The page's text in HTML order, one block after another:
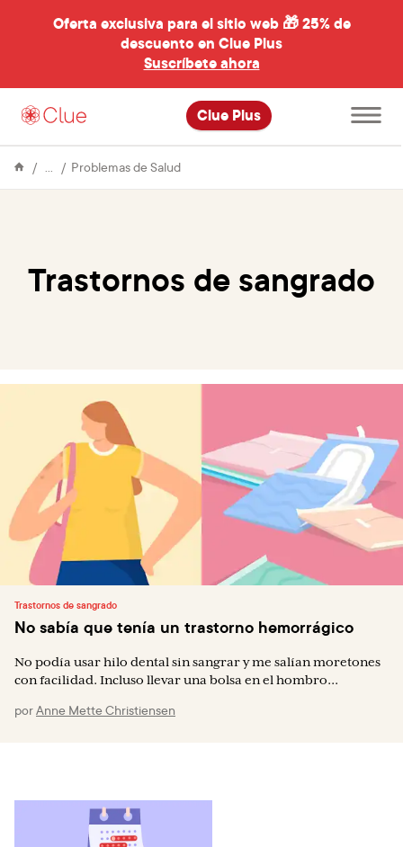
Oferta exclusiva para el sitio web 🎁25% de
descuento en Clue Plus
Suscríbete ahora
Clue Plus
Abre
el
menú
Enciclopedia
Problemas de SaludTrastornos
Trastornos de sangrado
Trastornos de sangrado
No sabía que tenía un trastorno hemorrágico
No podía usar hilo dental sin sangrar y me salían moretones
con facilidad. Incluso llevar una bolsa en el hombro...
porAnne Mette Christiensen